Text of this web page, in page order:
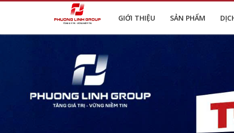
GIỚI THIỆU SẢN PHẨM